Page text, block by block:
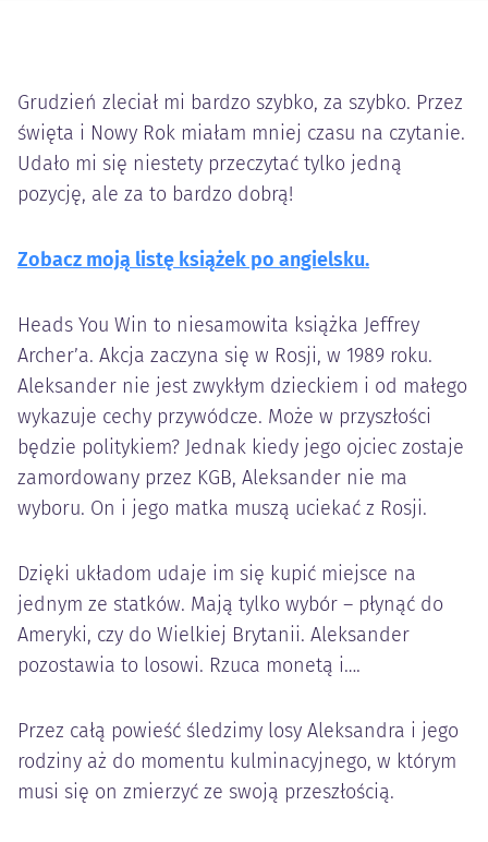
Grudzień zleciał mi bardzo szybko, za szybko. Przez
święta i Nowy Rok miałam mniej czasu na czytanie.
Udało mi się niestety przeczytać tylko jedną
pozycję, ale za to bardzo dobrą!
Zobacz moją listę książek po angielsku.
Heads You Win to niesamowita książka Jeffrey
Archer’a. Akcja zaczyna się w Rosji, w 1989 roku.
Aleksander nie jest zwykłym dzieckiem i od małego
wykazuje cechy przywódcze. Może w przyszłości
będzie politykiem? Jednak kiedy jego ojciec zostaje
zamordowany przez KGB, Aleksander nie ma
wyboru. On i jego matka muszą uciekać z Rosji.
Dzięki układom udaje im się kupić miejsce na
jednym ze statków. Mają tylko wybór – płynąć do
Ameryki, czy do Wielkiej Brytanii. Aleksander
pozostawia to losowi. Rzuca monetą i….
Przez całą powieść śledzimy losy Aleksandra i jego
rodziny aż do momentu kulminacyjnego, w którym
musi się on zmierzyć ze swoją przeszłością.